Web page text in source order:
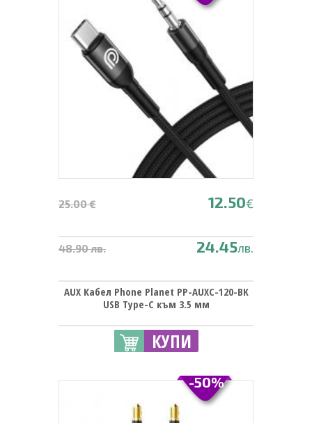
25.00 € 12.50€
48.90 лв. 24.45лв.
AUX Кабел Phone Planet PP-AUXC-120-BK
USB Type-C към 3.5 мм
КУПИ
-50%